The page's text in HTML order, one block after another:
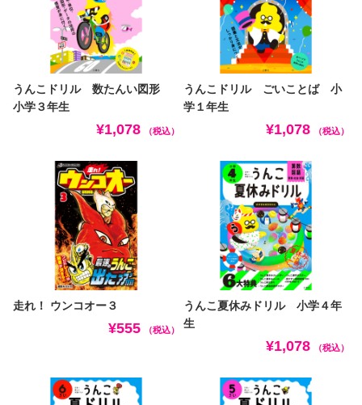
うんこドリル 数たんい図形
小学３年生
¥1,078 （税込）
うんこドリル ごいことば 小
学１年生
¥1,078 （税込）
走れ！ ウンコオー３
¥555 （税込）
うんこ夏休みドリル 小学４年
生
¥1,078 （税込）